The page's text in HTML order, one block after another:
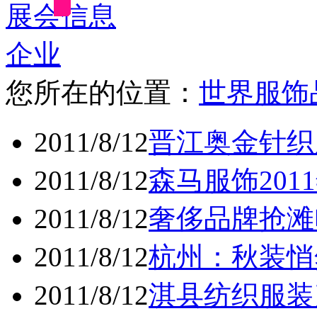
展会信息
企业
您所在的位置： 世界服饰
2011/8/12晋江奥金针
2011/8/12森马服饰
2011/8/12奢侈品牌抢
2011/8/12杭州：秋装
2011/8/12淇县纺织服